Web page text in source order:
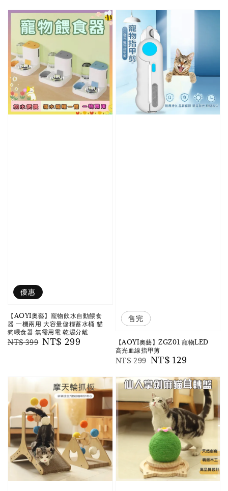
優惠
【AOYI奧藝】寵物飲水自動餵食
器 一機兩用 大容量儲糧蓄水桶 貓
狗喂食器 無需用電 乾濕分離
Regular
NT$ 399 Sale
NT$ 299
優惠
售完
【AOYI奧藝】ZGZ01 寵物LED
高光血線指甲剪
Regular
NT$ 299 Sale
NT$ 129